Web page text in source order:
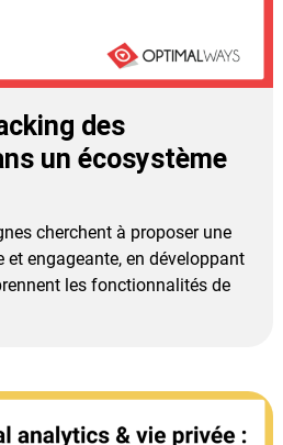
des
un écosystème
cherchent à proposer une
et engageante, en développant
les fonctionnalités de